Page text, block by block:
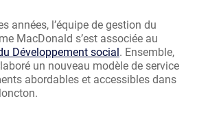
années, l’équipe de gestion du
MacDonald s’est associée au
Développement social. Ensemble,
un nouveau modèle de service
abordables et accessibles dans